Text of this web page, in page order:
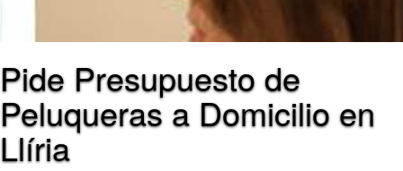
Pide Presupuesto de
Peluqueras a Domicilio en
Llíria